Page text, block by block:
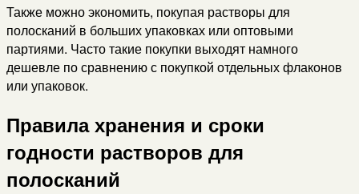
Также можно экономить, покупая растворы для
полосканий в больших упаковках или оптовыми
партиями. Часто такие покупки выходят намного
дешевле по сравнению с покупкой отдельных флаконов
или упаковок.
Правила хранения и сроки
годности растворов для
полосканий